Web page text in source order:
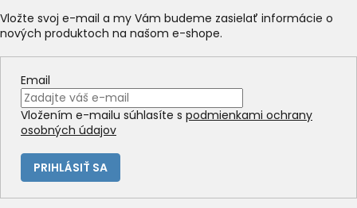
Vložte svoj e-mail a my Vám budeme zasielať informácie o
nových produktoch na našom e-shope.
Email
Vložením e-mailu súhlasíte s podmienkami ochrany
osobných údajov
PRIHLÁSIŤ SA